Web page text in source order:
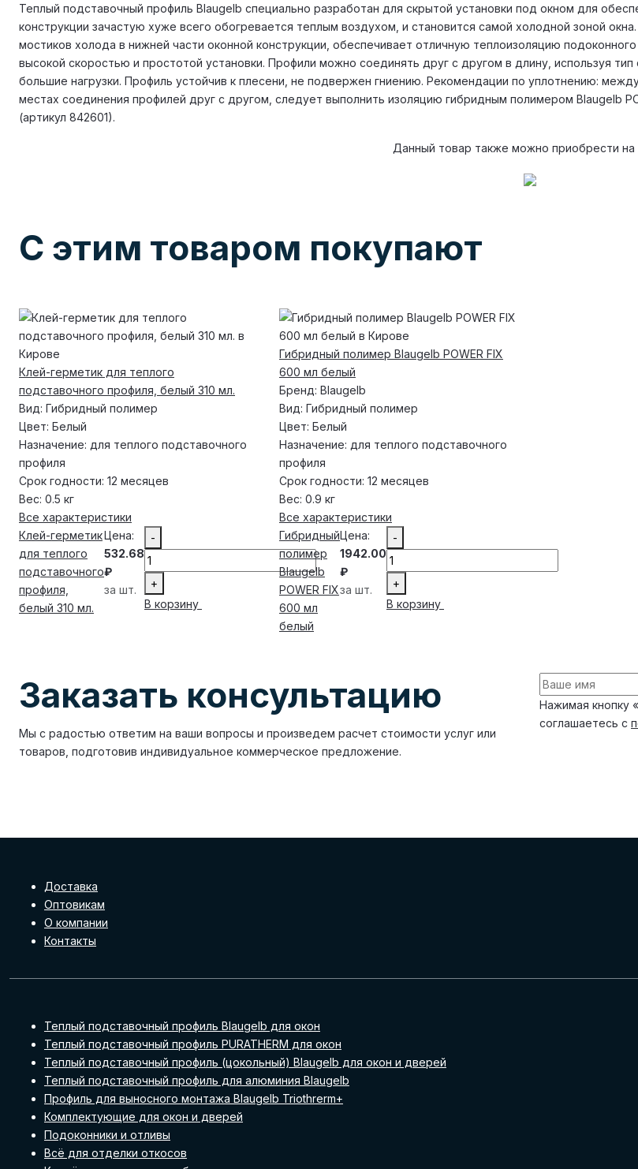
Теплый подставочный профиль Blaugelb специально разработан для скрытой установки под окном для
конструкции зачастую хуже всего обогревается теплым воздухом, и становится самой холодной зоной
мостиков холода в нижней части оконной конструкции, обеспечивает отличную теплоизоляцию
высокой скоростью и простотой установки. Профили можно соединять друг с другом в длину, используя
большие нагрузки. Профиль устойчив к плесени, не подвержен гниению. Рекомендации по уплотнению:
местах соединения профилей друг с другом, следует выполнить изоляцию гибридным полимером Blaugelb
(артикул 842601).
Данный товар также можно приобрести на
С этим товаром покупают
Клей-герметик для теплого
подставочного профиля, белый 310 мл.
Вид: Гибридный полимер
Цвет: Белый
Назначение: для теплого подставочного
профиля
Срок годности: 12 месяцев
Вес: 0.5 кг
Все характеристики
Клей-герметик
для теплого
подставочного
профиля,
белый 310 мл.
Цена:
532.68
₽
за шт.
-
+
В корзину
Гибридный полимер Blaugelb POWER FIX
600 мл белый
Бренд: Blaugelb
Вид: Гибридный полимер
Цвет: Белый
Назначение: для теплого подставочного
профиля
Срок годности: 12 месяцев
Вес: 0.9 кг
Все характеристики
Гибридный
полимер
Blaugelb
POWER FIX
600 мл
белый
Цена:
1942.00
₽
за шт.
-
+
В корзину
Заказать консультацию
Мы с радостью ответим на ваши вопросы и произведем расчет стоимости услуг или
товаров, подготовив индивидуальное коммерческое предложение.
Нажимая кнопку
соглашаетесь с
Доставка
Оптовикам
О компании
Контакты
Теплый подставочный профиль Blaugelb для окон
Теплый подставочный профиль PURATHERM для окон
Теплый подставочный профиль (цокольный) Blaugelb для окон и дверей
Теплый подставочный профиль для алюминия Blaugelb
Профиль для выносного монтажа Blaugelb Triothrerm+
Комплектующие для окон и дверей
Подоконники и отливы
Всё для отделки откосов